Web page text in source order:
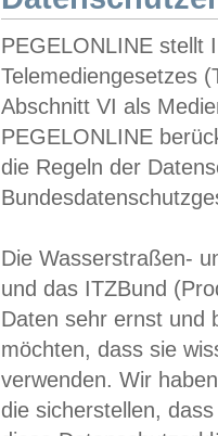
PEGELONLINE stellt
Telemediengesetzes
Abschnitt VI als
PEGELONLINE
die Regeln der
Die Wasserstraßen-
und das ITZBund
Daten sehr ernst und
möchten, dass sie
verwenden. Wir
die sicherstellen,